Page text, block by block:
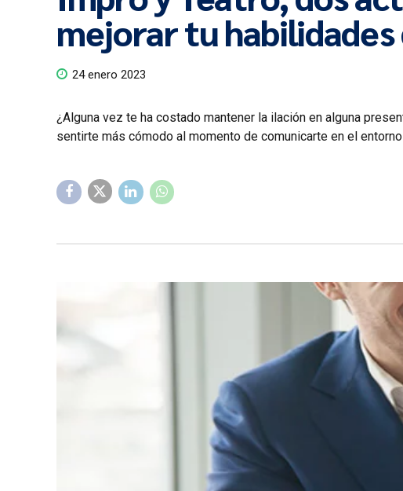
mejorar tu
24 enero 2023
¿Alguna vez te ha costado mantener la ilación en alguna
sentirte más cómodo al momento de comunicarte en el